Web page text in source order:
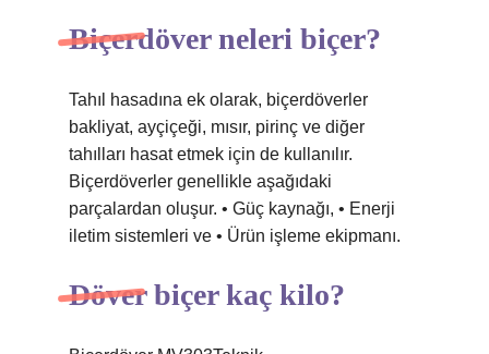
Biçerdöver neleri biçer?
Tahıl hasadına ek olarak, biçerdöverler
bakliyat, ayçiçeği, mısır, pirinç ve diğer
tahılları hasat etmek için de kullanılır.
Biçerdöverler genellikle aşağıdaki
parçalardan oluşur. • Güç kaynağı, • Enerji
iletim sistemleri ve • Ürün işleme ekipmanı.
Döver biçer kaç kilo?